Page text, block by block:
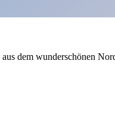
dem wunderschönen